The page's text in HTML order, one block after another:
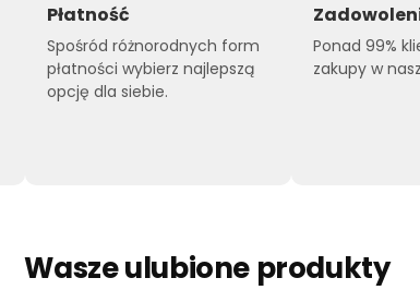
Płatność
Spośród różnorodnych form
płatności wybierz najlepszą
opcję dla siebie.
Ponad 99%
zakupy w
Wasze ulubione produkty